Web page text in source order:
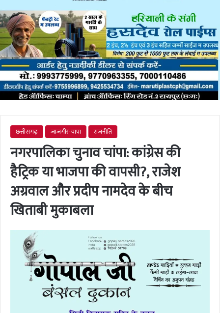
छत्तीसगढ़ जांजगीर-चांपा राजनीति
नगरपालिका चुनाव चांपा: कांग्रेस की
हैट्रिक या भाजपा की वापसी?, राजेश
अग्रवाल और प्रदीप नामदेव के बीच
खिताबी मुकाबला